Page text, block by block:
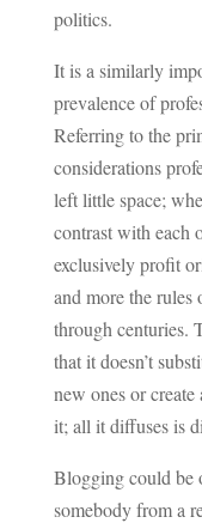
politics.
It is a similarly
prevalence of
Referring to the
considerations
left little space;
contrast with each
exclusively profit
and more the
through centuries.
that it doesn’t
new ones or
it; all it diffuses is
Blogging could be
somebody from a